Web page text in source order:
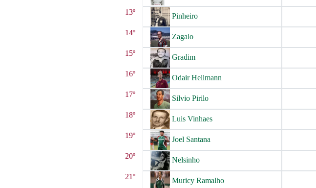
13º Pinheiro
14º Zagalo
15º Gradim
16º Odair Hellmann
17º Silvio Pirilo
18º Luis Vinhaes
19º Joel Santana
20º Nelsinho
21º Muricy Ramalho